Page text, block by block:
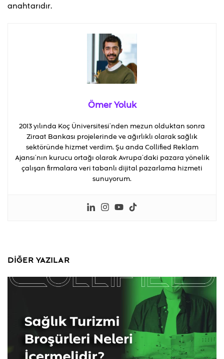
anahtarıdır.
Ömer Yoluk
2013 yılında Koç Üniversitesi’nden mezun olduktan sonra
Ziraat Bankası projelerinde ve ağırlıklı olarak sağlık
sektöründe hizmet verdim. Şu anda Collified Reklam
Ajansı’nın kurucu ortağı olarak Avrupa’daki pazara yönelik
çalışan firmalara veri tabanlı dijital pazarlama hizmeti
sunuyorum.
DIĞER YAZILAR